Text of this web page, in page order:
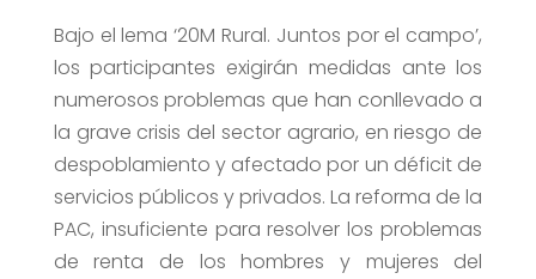
Bajo el lema ‘20M Rural. Juntos por el campo’,
los participantes exigirán medidas ante los
numerosos problemas que han conllevado a
la grave crisis del sector agrario, en riesgo de
despoblamiento y afectado por un déficit de
servicios públicos y privados. La reforma de la
PAC, insuficiente para resolver los problemas
de renta de los hombres y mujeres del